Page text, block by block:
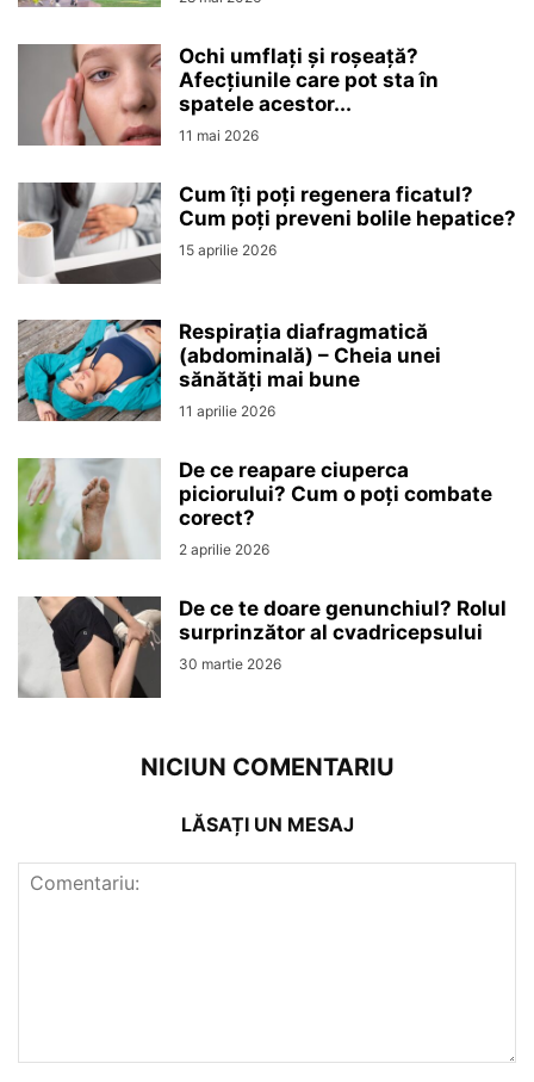
Ochi umflați și roșeață?
Afecțiunile care pot sta în
spatele acestor...
11 mai 2026
Cum îți poți regenera ficatul?
Cum poți preveni bolile hepatice?
15 aprilie 2026
Respirația diafragmatică
(abdominală) – Cheia unei
sănătăți mai bune
11 aprilie 2026
De ce reapare ciuperca
piciorului? Cum o poți combate
corect?
2 aprilie 2026
De ce te doare genunchiul? Rolul
surprinzător al cvadricepsului
30 martie 2026
NICIUN COMENTARIU
LĂSAȚI UN MESAJ